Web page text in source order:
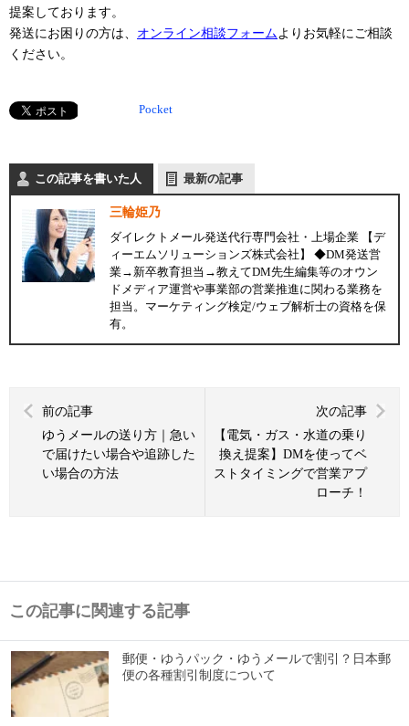
提案しております。
発送にお困りの方は、 オンライン相談フォームよりお気軽にご相談
ください。
Pocket
この記事を書いた人 最新の記事
三輪姫乃
ダイレクトメール発送代行専門会社・上場企業 【デ
ィーエムソリューションズ株式会社】 ◆DM発送営
業→新卒教育担当→教えてDM先生編集等のオウン
ドメディア運営や事業部の営業推進に関わる業務を
担当。マーケティング検定/ウェブ解析士の資格を保
有。
前の記事
ゆうメールの送り方｜急い
で届けたい場合や追跡した
い場合の方法
次の記事
【電気・ガス・水道の乗り
換え提案】DMを使ってベ
ストタイミングで営業アプ
ローチ！
この記事に関連する記事
郵便・ゆうパック・ゆうメールで割引？日本郵
便の各種割引制度について